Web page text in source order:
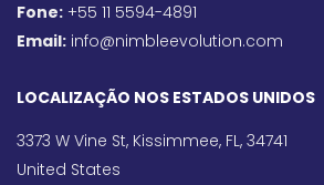
Fone: +55 11 5594-4891
Email: info@nimbleevolution.com
LOCALIZAÇÃO NOS ESTADOS UNIDOS
3373 W Vine St, Kissimmee, FL, 34741
United States